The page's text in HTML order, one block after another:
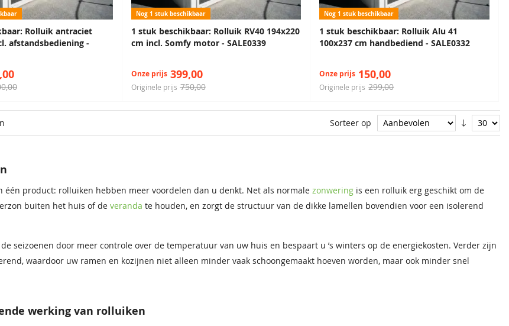
Rolluik antraciet
afstandsbediening -
Nog 1 stuk beschikbaar
1 stuk beschikbaar: Rolluik RV40 194x220
cm incl. Somfy motor - SALE0339
Originele prijs 750,00
Onze prijs 399,00
Nog 1 stuk beschikbaar
1 stuk beschikbaar: Rolluik Alu 41
100x237 cm handbediend - SALE0332
Originele prijs 299,00
Onze prijs 150,00
Sorteer op
één product: rolluiken hebben meer voordelen dan u denkt. Net als normale zonweringis een rolluik erg geschikt om de
buiten het huis of de veranda te houden, en zorgt de structuur van de dikke lamellen bovendien voor een isolerend
seizoenen door meer controle over de temperatuur van uw huis en bespaart u ’s winters op de energiekosten. Verder zijn
waardoor uw ramen en kozijnen niet alleen minder vaak schoongemaakt hoeven worden, maar ook minder snel
werking van rolluiken